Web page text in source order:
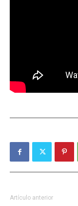
Artículo anterior